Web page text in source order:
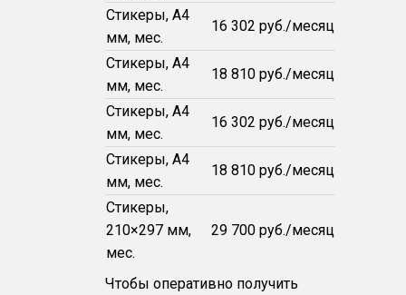
Стикеры, А4
мм, мес.
16 302 руб./месяц
Стикеры, А4
мм, мес.
18 810 руб./месяц
Стикеры, А4
мм, мес.
16 302 руб./месяц
Стикеры, А4
мм, мес.
18 810 руб./месяц
Стикеры,
210×297 мм,
мес.
29 700 руб./месяц
Чтобы оперативно получить